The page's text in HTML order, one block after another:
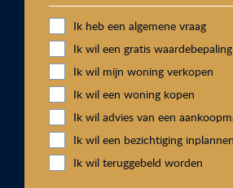
Ik heb een algemene vraag
Ik wil een gratis
Ik wil mijn woning verkopen
Ik wil een woning kopen
Ik wil advies van een
Ik wil een bezichtiging inplannen
Ik wil teruggebeld worden